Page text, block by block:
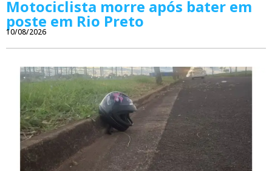
Motociclista morre após bater em
poste em Rio Preto
10/08/2026